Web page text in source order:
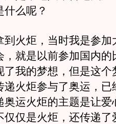
么呢？
火炬，当时我是参加
，就是以前参加国内的
了我的梦想，但是这个
递火炬参与了奥运，已
奥运火炬的主题是让爱
仅仅是火炬，还传递了